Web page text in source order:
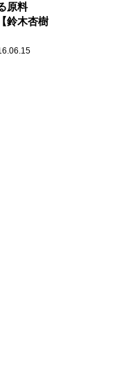
原料
鈴木杏樹